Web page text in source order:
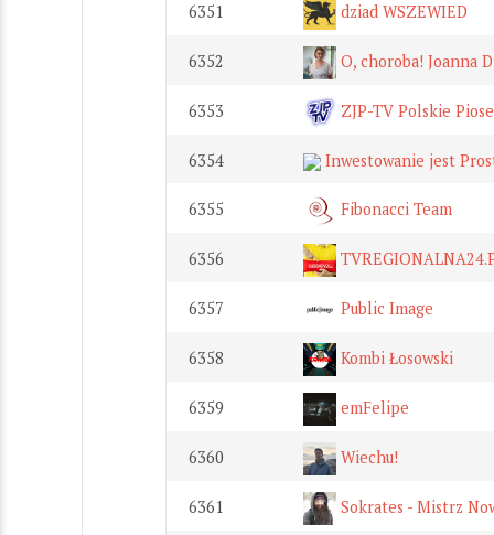
6351 dziad WSZEWIED
6352 O, choroba! Joanna
6353 ZJP-TV Polskie
6354 Inwestowanie jest
6355 Fibonacci Team
6356
6357 Public Image
6358 Kombi Łosowski
6359 emFelipe
6360 Wiechu!
6361 Sokrates - Mistrz